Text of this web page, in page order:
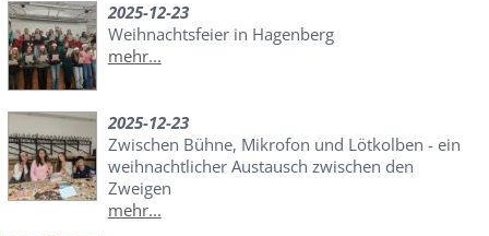
2025-12-23
Weihnachtsfeier in Hagenberg
mehr...
2025-12-23
Zwischen Bühne, Mikrofon und Lötkolben - ein
weihnachtlicher Austausch zwischen den
Zweigen
mehr...